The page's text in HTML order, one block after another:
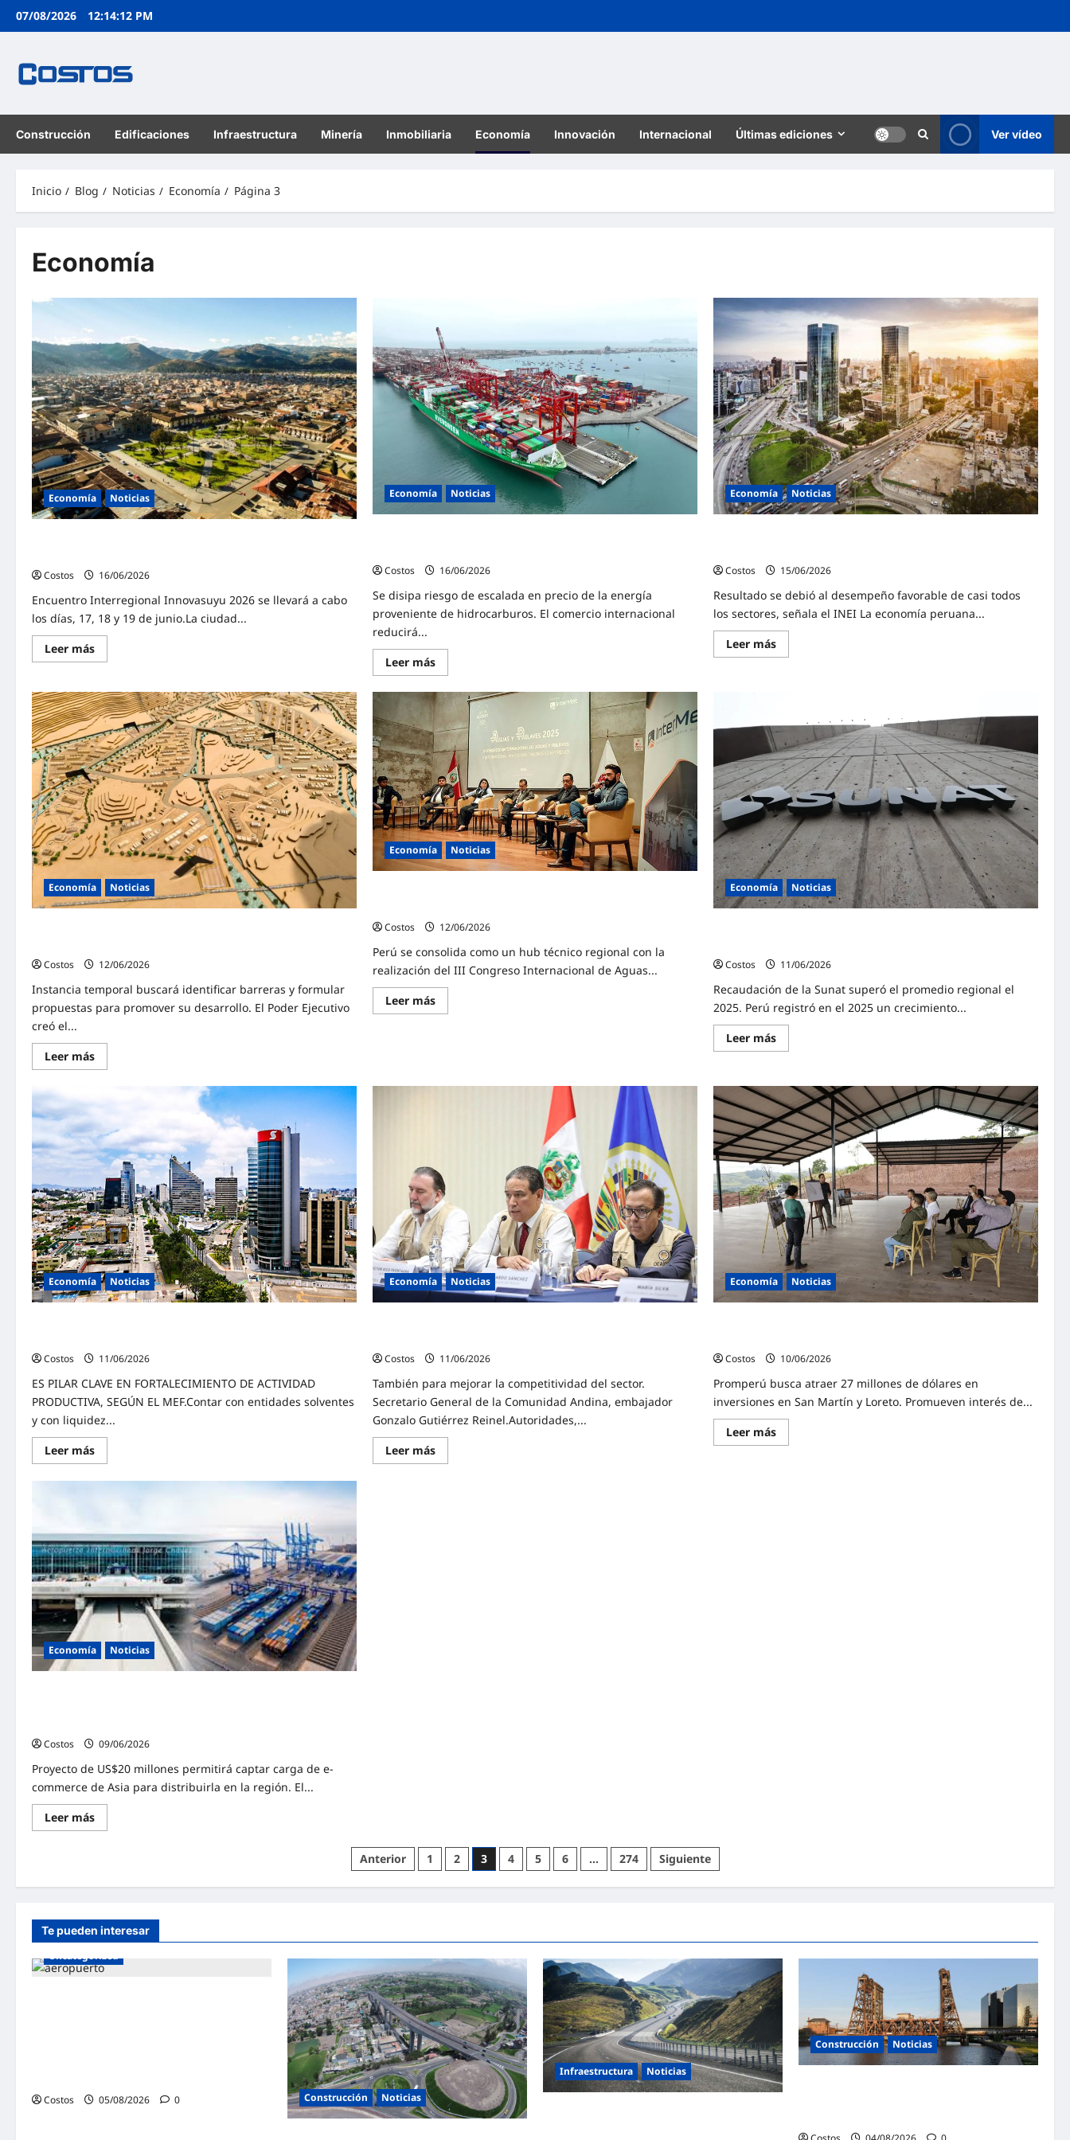
07/08/2026 12:14:13 PM
Construcción Edificaciones Infraestructura Minería Inmobiliaria Economía Innovación Internacional Últimas ediciones Ver vídeo
Inicio Blog Noticias Economía Página 3
Economía
Economía Noticias
Costos
16/06/2026
Encuentro Interregional Innovasuyu 2026 se llevará a cabo
los días, 17, 18 y 19 de junio.La ciudad...
Leer más
Economía Noticias
Costos
16/06/2026
Se disipa riesgo de escalada en precio de la energía
proveniente de hidrocarburos. El comercio internacional
reducirá...
Leer más
Economía Noticias
Costos
15/06/2026
Resultado se debió al desempeño favorable de casi todos
los sectores, señala el INEI La economía peruana...
Leer más
Economía Noticias
Costos
12/06/2026
Instancia temporal buscará identificar barreras y formular
propuestas para promover su desarrollo. El Poder Ejecutivo
creó el...
Leer más
Economía Noticias
Costos
12/06/2026
Perú se consolida como un hub técnico regional con la
realización del III Congreso Internacional de Aguas...
Leer más
Economía Noticias
Costos
11/06/2026
Recaudación de la Sunat superó el promedio regional el
2025. Perú registró en el 2025 un crecimiento...
Leer más
Economía Noticias
Costos
11/06/2026
ES PILAR CLAVE EN FORTALECIMIENTO DE ACTIVIDAD
PRODUCTIVA, SEGÚN EL MEF.Contar con entidades solventes
y con liquidez...
Leer más
Economía Noticias
Costos
11/06/2026
También para mejorar la competitividad del sector.
Secretario General de la Comunidad Andina, embajador
Gonzalo Gutiérrez Reinel.Autoridades,...
Leer más
Economía Noticias
Costos
10/06/2026
Promperú busca atraer 27 millones de dólares en
inversiones en San Martín y Loreto. Promueven interés de...
Leer más
Economía Noticias
Costos
09/06/2026
Proyecto de US$20 millones permitirá captar carga de e-
commerce de Asia para distribuirla en la región. El...
Leer más
Anterior 1 2 3 4 5 6 … 274 Siguiente
Te pueden interesar
Uncategorized
Costos
05/08/2026 0 Construcción Noticias
Infraestructura Noticias
Construcción Noticias